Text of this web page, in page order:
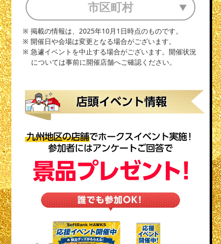
市区町村
※ 掲載の情報は、2025年10月1日時点のものです。
※ 開催日や会場は変更となる場合がございます。
※ 急遽イベントを中止する場合がございます。開催状況
については事前に開催店舗へご確認ください。